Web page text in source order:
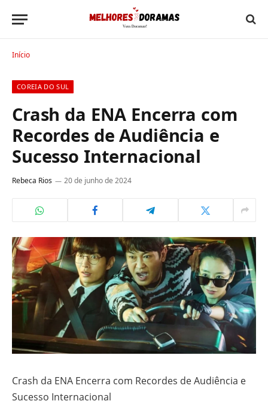
Início
COREIA DO SUL
Crash da ENA Encerra com
Recordes de Audiência e
Sucesso Internacional
Rebeca Rios 20 de junho de 2024
Crash da ENA Encerra com Recordes de Audiência e
Sucesso Internacional